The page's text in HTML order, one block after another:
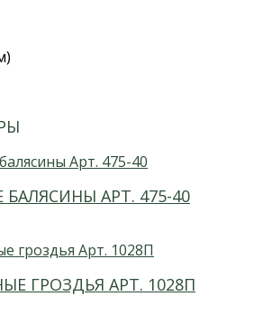
АРТ. 475-40
ГРОЗДЬЯ АРТ. 1028П